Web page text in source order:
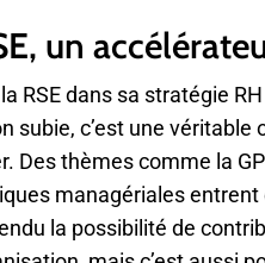
un
RSE dans sa stratégie
subie, c’est une
Des thèmes comme la
managériales entrent
la possibilité de